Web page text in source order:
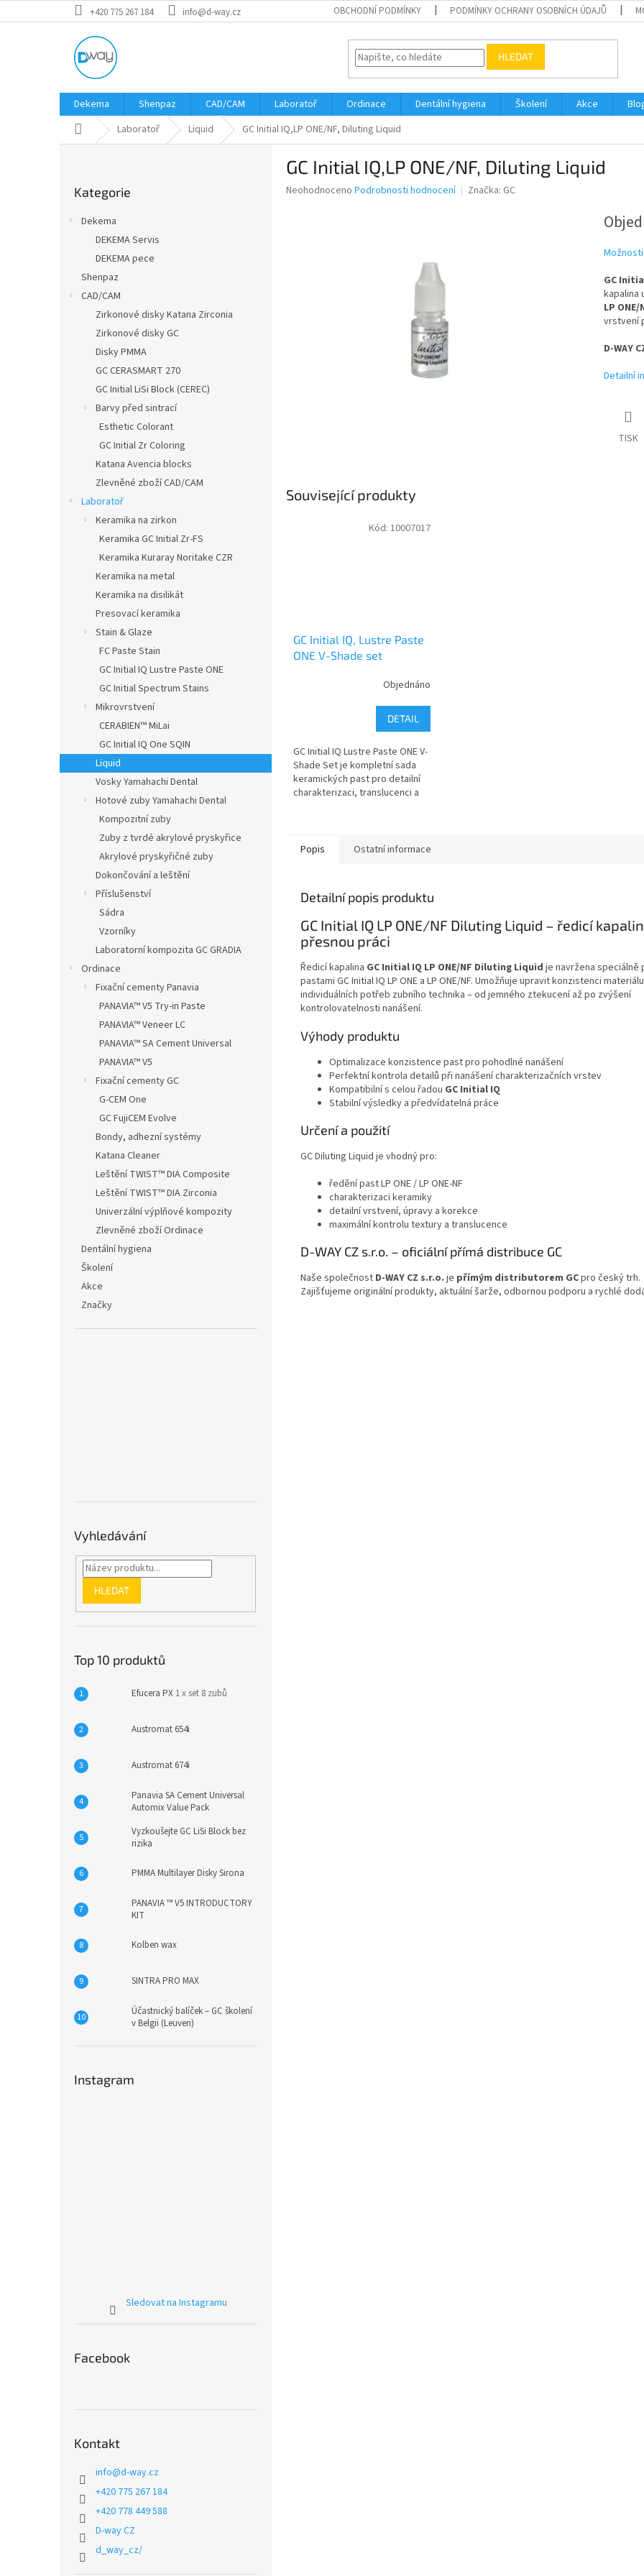
na
+420 775 267 184 info@d-way.cz OBCHODNÍ PODMÍNKY PODMÍNKY OCHRANY OSOBNÍCH ÚDAJŮ
HLEDAT
Dekema Shenpaz CAD/CAM Laboratoř Ordinace Dentální hygiena Školení Akce
Domů Laboratoř Liquid GC Initial IQ,LP ONE/NF, Diluting Liquid
kategorie
Kategorie
Dekema
DEKEMA Servis
DEKEMA pece
Shenpaz
CAD/CAM
Zirkonové disky Katana Zirconia
Zirkonové disky GC
Disky PMMA
GC CERASMART 270
GC Initial LiSi Block (CEREC)
Barvy před sintrací
Esthetic Colorant
GC Initial Zr Coloring
Katana Avencia blocks
Zlevněné zboží CAD/CAM
Laboratoř
Keramika na zirkon
Keramika GC Initial Zr-FS
Keramika Kuraray Noritake CZR
Keramika na metal
Keramika na disilikát
Presovací keramika
Stain & Glaze
FC Paste Stain
GC Initial IQ Lustre Paste ONE
GC Initial Spectrum Stains
Mikrovrstvení
CERABIEN™ MiLai
GC Initial IQ One SQIN
Liquid
Vosky Yamahachi Dental
Hotové zuby Yamahachi Dental
Kompozitní zuby
Zuby z tvrdé akrylové pryskyřice
Akrylové pryskyřičné zuby
Dokončování a leštění
Příslušenství
Sádra
Vzorníky
Laboratorní kompozita GC GRADIA
Ordinace
Fixační cementy Panavia
PANAVIA™ V5 Try-in Paste
PANAVIA™ Veneer LC
PANAVIA™ SA Cement Universal
PANAVIA™ V5
Fixační cementy GC
G-CEM One
GC FujiCEM Evolve
Bondy, adhezní systémy
Katana Cleaner
Leštění TWIST™ DIA Composite
Leštění TWIST™ DIA Zirconia
Univerzální výplňové kompozity
Zlevněné zboží Ordinace
Dentální hygiena
Školení
Akce
Značky
Vyhledávání
HLEDAT
Top 10 produktů
Efucera PX 1 x set 8 zubů
Austromat 654i
Austromat 674i
Panavia SA Cement Universal
Automix Value Pack
Vyzkoušejte GC LiSi Block bez
rizika
PMMA Multilayer Disky Sirona
PANAVIA ™ V5 INTRODUCTORY
KIT
Kolben wax
SINTRA PRO MAX
Účastnický balíček – GC školení
v Belgii (Leuven)
Instagram
Sledovat na Instagramu
Facebook
Kontakt
info@d-way.cz
+420 775 267 184
+420 778 449 588
D-way CZ
d_way_cz/
GC Initial IQ,LP ONE/NF, Diluting Liquid
Průměrné
Neohodnoceno Podrobnosti hodnocení Značka: GC
GC
kapalina
LP ONE/
vrstvení
D-WAY
Detailní
TISK
Související produkty
GC Initial IQ, Lustre Paste
ONE V-Shade set
Objednáno
DETAIL
GC Initial IQ Lustre Paste ONE V-
Shade Set je kompletní sada
keramických past pro detailní
charakterizaci, translucenci a
Kód: 10007017
Popis Ostatní informace
Detailní popis produktu
GC Initial IQ LP ONE/NF Diluting Liquid – ředicí
přesnou práci
Ředicí kapalina GC Initial IQ LP ONE/NF Diluting Liquid je navržena speciálně
pastami GC Initial IQ LP ONE a LP ONE/NF. Umožňuje upravit konzistenci
individuálních potřeb zubního technika – od jemného ztekucení až po zvýšení
kontrolovatelnosti nanášení.
Výhody produktu
Optimalizace konzistence past pro pohodlné nanášení
Perfektní kontrola detailů při nanášení charakterizačních vrstev
Kompatibilní s celou řadou GC Initial IQ
Stabilní výsledky a předvídatelná práce
Určení a použití
GC Diluting Liquid je vhodný pro:
ředění past LP ONE / LP ONE-NF
charakterizaci keramiky
detailní vrstvení, úpravy a korekce
maximální kontrolu textury a translucence
D-WAY CZ s.r.o. – oficiální přímá distribuce GC
Naše společnost D-WAY CZ s.r.o. je přímým distributorem GCpro český trh.
Zajišťujeme originální produkty, aktuální šarže, odbornou podporu a rychlé